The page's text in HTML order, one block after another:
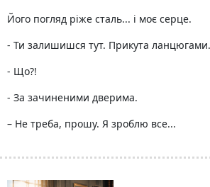
Його погляд ріже сталь... і моє серце.
- Ти залишишся тут. Прикута
- Що?!
- За зачиненими дверима.
– Не треба, прошу. Я зроблю все...